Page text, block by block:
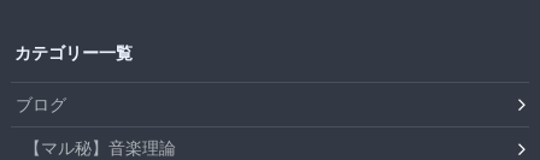
カテゴリー一覧
ブログ
【マル秘】音楽理論